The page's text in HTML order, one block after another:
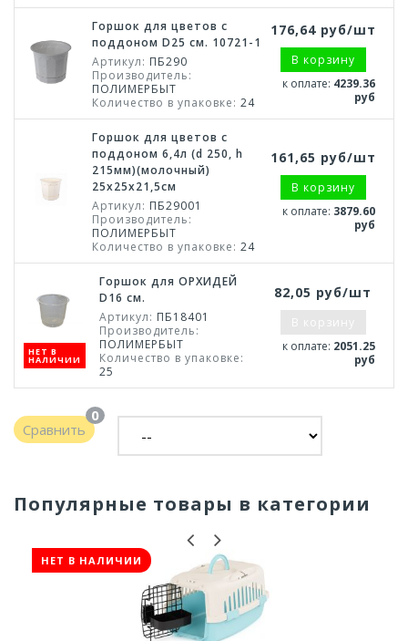
Горшок для цветов с
поддоном D25 см. 10721-1
Артикул: ПБ290
Производитель:
ПОЛИМЕРБЫТ
Количество в упаковке: 24
176,64 руб/шт
В корзину
к оплате: 4239.36
руб
Горшок для цветов с
поддоном 6,4л (d 250, h
215мм)(молочный)
25х25х21,5см
Артикул: ПБ29001
Производитель:
ПОЛИМЕРБЫТ
Количество в упаковке: 24
161,65 руб/шт
В корзину
к оплате: 3879.60
руб
НЕТ В
НАЛИЧИИ
Горшок для ОРХИДЕЙ
D16 см.
Артикул: ПБ18401
Производитель:
ПОЛИМЕРБЫТ
Количество в упаковке:
25
82,05 руб/шт
В корзину
к оплате: 2051.25
руб
Сравнить
0
Популярные товары в категории
НЕТ В НАЛИЧИИ